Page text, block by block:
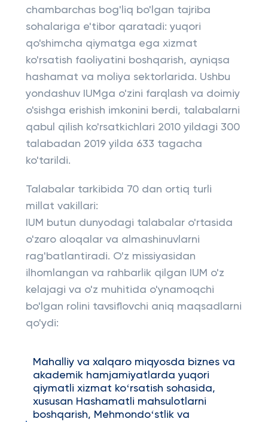
chambarchas bog'liq bo'lgan tajriba
sohalariga e'tibor qaratadi: yuqori
qo'shimcha qiymatga ega xizmat
ko'rsatish faoliyatini boshqarish, ayniqsa
hashamat va moliya sektorlarida. Ushbu
yondashuv IUMga o'zini farqlash va doimiy
o'sishga erishish imkonini berdi, talabalarni
qabul qilish ko'rsatkichlari 2010 yildagi 300
talabadan 2019 yilda 633 tagacha
ko'tarildi.
Talabalar tarkibida 70 dan ortiq turli
millat vakillari:
IUM butun dunyodagi talabalar o'rtasida
o'zaro aloqalar va almashinuvlarni
rag'batlantiradi. O'z missiyasidan
ilhomlangan va rahbarlik qilgan IUM o'z
kelajagi va o'z muhitida o'ynamoqchi
bo'lgan rolini tavsiflovchi aniq maqsadlarni
qo'ydi:
Mahalliy va xalqaro miqyosda biznes va
akademik hamjamiyatlarda yuqori
qiymatli xizmat koʻrsatish sohasida,
xususan Hashamatli mahsulotlarni
boshqarish, Mehmondoʻstlik va